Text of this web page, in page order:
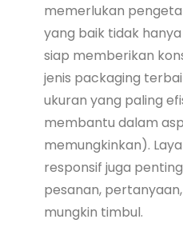
memerlukan
yang baik tidak
siap memberikan
jenis packaging
ukuran yang paling
membantu dalam
memungkinkan).
responsif juga
pesanan,
mungkin timbul.